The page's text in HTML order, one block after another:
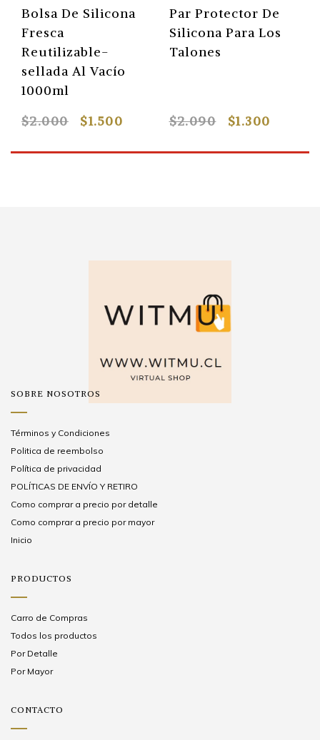
Bolsa De Silicona
Fresca
Reutilizable-
sellada Al Vacío
1000ml
$2.000
$1.500
Par Protector De
Silicona Para Los
Talones
$2.090 $1.300
SOBRE NOSOTROS
Términos y Condiciones
Politica de reembolso
Política de privacidad
POLÍTICAS DE ENVÍO Y RETIRO
Como comprar a precio por detalle
Como comprar a precio por mayor
Inicio
PRODUCTOS
Carro de Compras
Todos los productos
Por Detalle
Por Mayor
CONTACTO